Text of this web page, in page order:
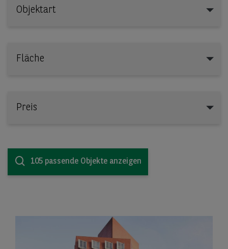
Objektart
Fläche
Preis
105 passende Objekte anzeigen